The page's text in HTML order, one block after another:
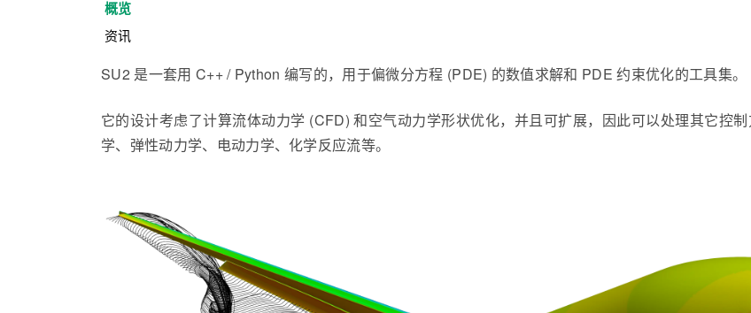
概览
资讯
SU2 是一套用 C++ / Python 编写的，用于偏微分方程 (PDE) 的数值求解和 PDE 约束优化的工具集。
它的设计考虑了计算流体动力学 (CFD) 和空气动力学形状优化，并且可扩展，因此可以处理其它控
学、弹性动力学、电动力学、化学反应流等。